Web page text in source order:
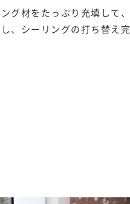
グ材をたっぷり充填して、
、シーリングの打ち替え完